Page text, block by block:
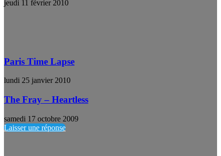
jeudi 11 février 2010
Paris Time Lapse
lundi 25 janvier 2010
The Fray – Heartless
samedi 17 octobre 2009
Laisser une réponse